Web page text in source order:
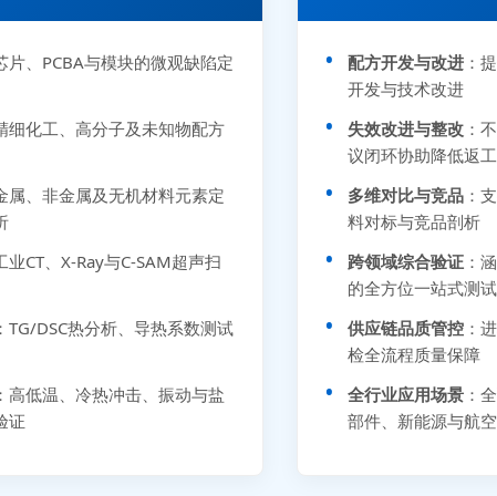
片、PCBA与模块的微观缺陷定
细化工、高分子及未知物配方
属、非金属及无机材料元素定
业CT、X-Ray与C-SAM超声扫
TG/DSC热分析、导热系数测试
高低温、冷热冲击、振动与盐
证
配方开发与改进 ：
开发与技术改进
失效改进与整改 ：
议闭环协助降低返工
多维对比与竞品 ：
料对标与竞品剖析
跨领域综合验证 ：
的全方位一站式测试
供应链品质管控 ：
检全流程质量保障
全行业应用场景 ：
部件、新能源与航
刚刚提交EMC报价需求
3分钟前提交可靠性测试需求